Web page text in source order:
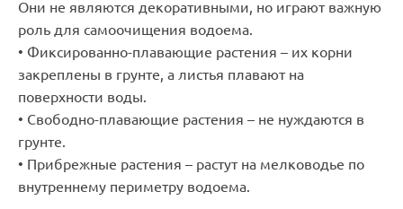
Они не являются декоративными, но играют важную
роль для самоочищения водоема.
• Фиксированно-плавающие растения – их корни
закреплены в грунте, а листья плавают на
поверхности воды.
• Свободно-плавающие растения – не нуждаются в
грунте.
• Прибрежные растения – растут на мелководье по
внутреннему периметру водоема.